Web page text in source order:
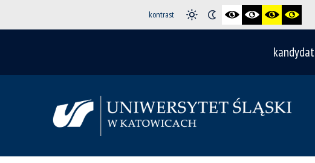
kontrast
kandydat